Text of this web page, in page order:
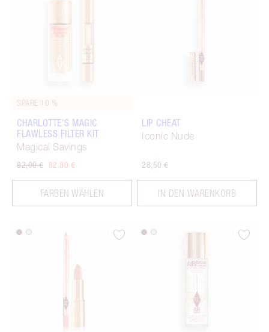
SPARE 10 %
CHARLOTTE'S MAGIC
FLAWLESS FILTER KIT
Magical Savings
92,00 € 82,80 €
FARBEN WÄHLEN
LIP CHEAT
Iconic Nude
28,50 €
IN DEN WARENKORB